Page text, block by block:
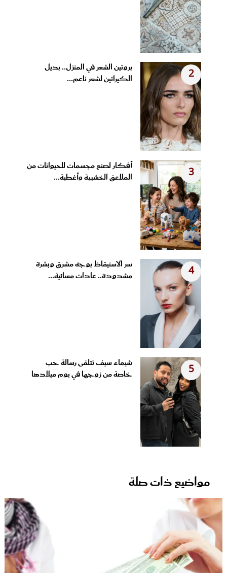
2
بروتين الشعر في المنزل.. بديل
الكيراتين لشعر ناعم...
3
أفكار لصنع مجسمات للحيوانات من
الملاعق الخشبية وأغطية...
4
سر الاستيقاظ بوجه مشرق وبشرة
مشدودة.. عادات مسائية...
5
شيماء سيف تتلقى رسالة حب
خاصة من زوجها في يوم ميلادها
مواضيع ذات صلة